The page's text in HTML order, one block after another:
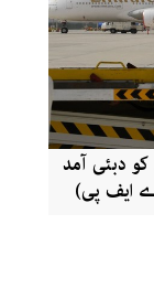
دبئی آمد
ایف پی)